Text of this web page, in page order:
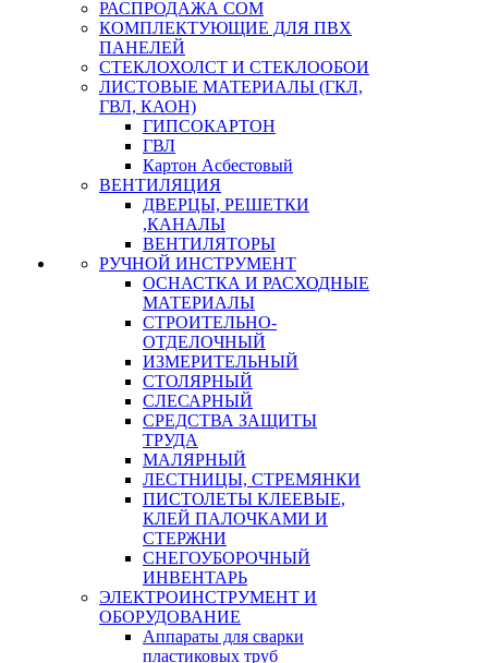
РАСПРОДАЖА СОМ
КОМПЛЕКТУЮЩИЕ ДЛЯ ПВХ
ПАНЕЛЕЙ
СТЕКЛОХОЛСТ И СТЕКЛООБОИ
ЛИСТОВЫЕ МАТЕРИАЛЫ (ГКЛ,
ГВЛ, КАОН)
ГИПСОКАРТОН
ГВЛ
Картон Асбестовый
ВЕНТИЛЯЦИЯ
ДВЕРЦЫ, РЕШЕТКИ
,КАНАЛЫ
ВЕНТИЛЯТОРЫ
РУЧНОЙ ИНСТРУМЕНТ
ОСНАСТКА И РАСХОДНЫЕ
МАТЕРИАЛЫ
СТРОИТЕЛЬНО-
ОТДЕЛОЧНЫЙ
ИЗМЕРИТЕЛЬНЫЙ
СТОЛЯРНЫЙ
СЛЕСАРНЫЙ
СРЕДСТВА ЗАЩИТЫ
ТРУДА
МАЛЯРНЫЙ
ЛЕСТНИЦЫ, СТРЕМЯНКИ
ПИСТОЛЕТЫ КЛЕЕВЫЕ,
КЛЕЙ ПАЛОЧКАМИ И
СТЕРЖНИ
СНЕГОУБОРОЧНЫЙ
ИНВЕНТАРЬ
ЭЛЕКТРОИНСТРУМЕНТ И
ОБОРУДОВАНИЕ
Аппараты для сварки
пластиковых труб